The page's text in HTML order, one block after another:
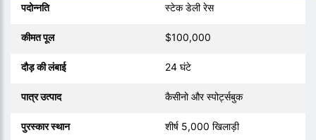
पदोन्नति स्टेक डेली रेस
कीमत पूल $100,000
दौड़ की लंबाई 24 घंटे
पात्र उत्पाद कैसीनो और स्पोर्ट्सबुक
पुरस्कार स्थान शीर्ष 5,000 खिलाड़ी